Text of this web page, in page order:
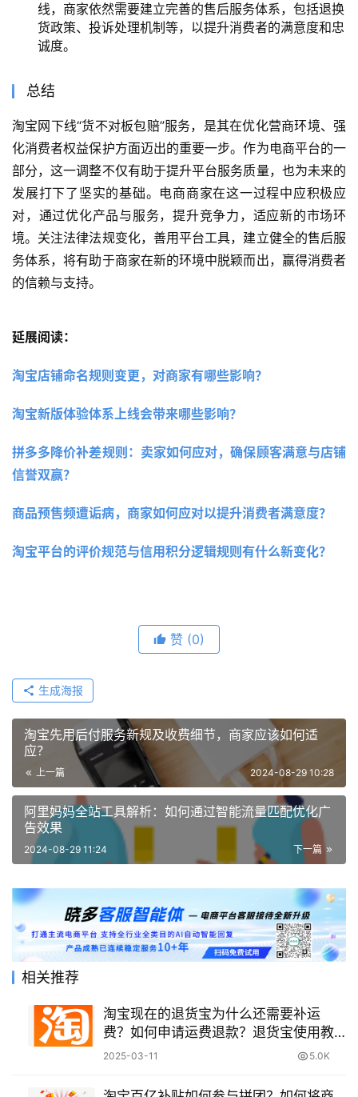
线，商家依然需要建立完善的售后服务体系，包括退换
货政策、投诉处理机制等，以提升消费者的满意度和忠
诚度。
总结
淘宝网下线“货不对板包赔”服务，是其在优化营商环境、强
化消费者权益保护方面迈出的重要一步。作为电商平台的一
部分，这一调整不仅有助于提升平台服务质量，也为未来的
发展打下了坚实的基础。电商商家在这一过程中应积极应
对，通过优化产品与服务，提升竞争力，适应新的市场环
境。关注法律法规变化，善用平台工具，建立健全的售后服
务体系，将有助于商家在新的环境中脱颖而出，赢得消费者
的信赖与支持。
延展阅读：
淘宝店铺命名规则变更，对商家有哪些影响？
淘宝新版体验体系上线会带来哪些影响？
拼多多降价补差规则：卖家如何应对，确保顾客满意与店铺
信誉双赢？
商品预售频遭诟病，商家如何应对以提升消费者满意度？
淘宝平台的评价规范与信用积分逻辑规则有什么新变化？
赞 (0)
生成海报
淘宝先用后付服务新规及收费细节，商家应该如何适
应？
上一篇 2024-08-29 10:28
阿里妈妈全站工具解析：如何通过智能流量匹配优化广
告效果
下一篇
2024-08-29 11:24
相关推荐
淘宝现在的退货宝为什么还需要补运
费？如何申请运费退款？退货宝使用教
程！
2025-03-11 5.0K